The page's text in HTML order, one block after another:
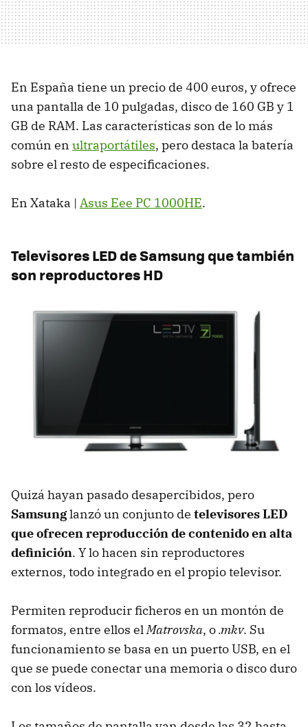
En España tiene un precio de 400 euros, y ofrece
una pantalla de 10 pulgadas, disco de 160 GB y 1
GB de RAM. Las características son de lo más
común en ultraportátiles, pero destaca la batería
sobre el resto de especificaciones.
En Xataka | Asus Eee PC 1000HE.
TelevisoresLEDde Samsung que también
son reproductores HD
Quizá hayan pasado desapercibidos, pero
Samsunglanzó un conjunto de televisoresLED
que ofrecen reproducción de contenido en alta
definición. Y lo hacen sin reproductores
externos, todo integrado en el propio televisor.
Permiten reproducir ficheros en un montón de
formatos, entre ellos elMatrovska, o.mkv. Su
funcionamiento se basa en un puertoUSB, en el
que se puede conectar una memoria o disco duro
con los vídeos.